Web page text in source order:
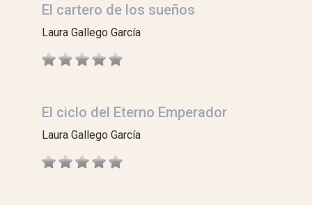
El cartero de los sueños
Laura Gallego García
El ciclo del Eterno Emperador
Laura Gallego García